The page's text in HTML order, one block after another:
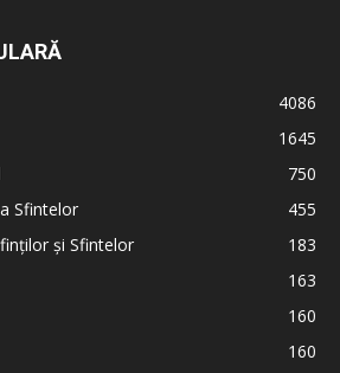
4086
1645
750
Sfintelor
455
și Sfintelor
183
163
160
160